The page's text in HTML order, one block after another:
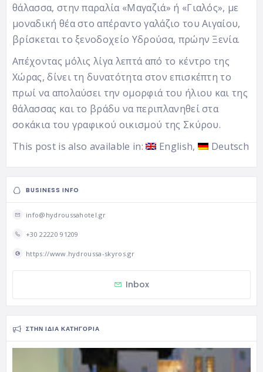
θάλασσα, στην παραλία «Μαγαζιά» ή «Γιαλός», με
μοναδική θέα στο απέραντο γαλάζιο του Αιγαίου,
βρίσκεται το ξενοδοχείο Υδρούσα, πρώην Ξενία.
Απέχοντας μόλις λίγα λεπτά από το κέντρο της
Χώρας, δίνει τη δυνατότητα στον επισκέπτη το
πρωί να απολαύσει την ομορφιά του ήλιου και της
θάλασσας και το βράδυ να περιπλανηθεί στα
σοκάκια του γραφικού οικισμού της Σκύρου.
This post is also available in:
English Deutsch
BUSINESS INFO
info@hydroussahotel.gr
+30 22220 91209
https://www.hydroussa-skyros.gr
Inbox
ΣΤΗΝ ΊΔΙΑ ΚΑΤΗΓΟΡΊΑ